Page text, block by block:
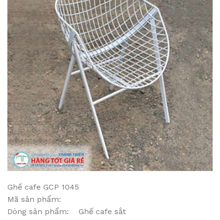
Ghế cafe GCP 1045
Mã sản phẩm:
Dòng sản phẩm: Ghế cafe sắt